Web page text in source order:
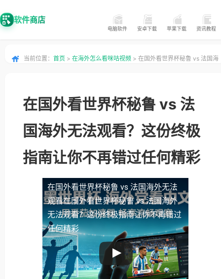
软件商店
电脑软件 安卓下载 苹果下载 资讯教程
当前位置： 首页 > 在海外怎么看咪咕视频 > 在国外看世界杯秘鲁 vs 法国海
在国外看世界杯秘鲁 vs 法
国海外无法观看？这份终极
指南让你不再错过任何精彩
在国外看世界杯秘鲁 vs 法国海外无法
观看在国外看世界杯秘鲁 vs 法国海外
无法观看？这份终极指南让你不再错过
任何精彩